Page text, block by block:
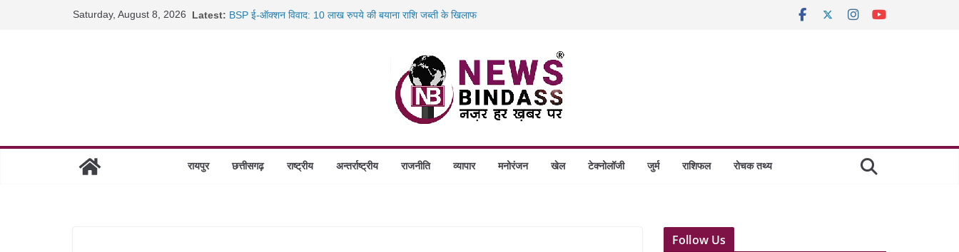
Saturday, August 8, 2026 Latest: BSP ई-ऑक्शन विवाद: 10 लाख रुपये की बयाना राशि जब्ती के खिलाफ
छत्तीसगढ़ में 1460 गोधाम होंगे स्थापित, हर विकासखंड के 10 उत्कृष्ट गोठानों
साइबर ठगी पर दुर्ग पुलिस का बड़ा एक्शन: 13 म्यूल बैंक खाताधारक गिरफ्तार
रायपुर छत्तीसगढ़ राष्ट्रीय अन्तर्राष्ट्रीय राजनीति व्यापार मनोरंजन खेल टेक्नोलॉजी जुर्म राशिफल रोचक तथ्य
Follow Us